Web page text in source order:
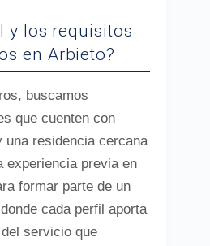
y los requisitos
en Arbieto?
buscamos
que cuenten con
una residencia cercana
experiencia previa en
formar parte de un
cada perfil aporta
servicio que